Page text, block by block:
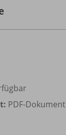
PDF-Dokument